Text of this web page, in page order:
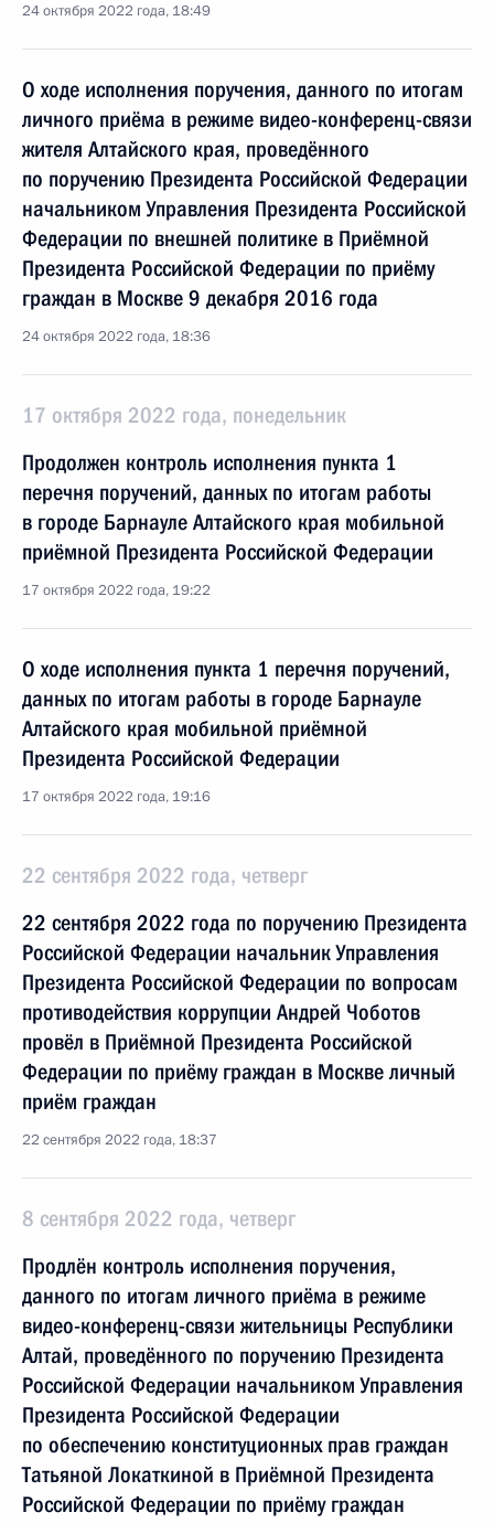
24 октября 2022 года, 18:49
О ходе исполнения поручения, данного по итогам
личного приёма в режиме видео-конференц-связи
жителя Алтайского края, проведённого
по поручению Президента Российской Федерации
начальником Управления Президента Российской
Федерации по внешней политике в Приёмной
Президента Российской Федерации по приёму
граждан в Москве 9 декабря 2016 года
24 октября 2022 года, 18:36
17 октября 2022 года, понедельник
Продолжен контроль исполнения пункта 1
перечня поручений, данных по итогам работы
в городе Барнауле Алтайского края мобильной
приёмной Президента Российской Федерации
17 октября 2022 года, 19:22
О ходе исполнения пункта 1 перечня поручений,
данных по итогам работы в городе Барнауле
Алтайского края мобильной приёмной
Президента Российской Федерации
17 октября 2022 года, 19:16
22 сентября 2022 года, четверг
22 сентября 2022 года по поручению Президента
Российской Федерации начальник Управления
Президента Российской Федерации по вопросам
противодействия коррупции Андрей Чоботов
провёл в Приёмной Президента Российской
Федерации по приёму граждан в Москве личный
приём граждан
22 сентября 2022 года, 18:37
8 сентября 2022 года, четверг
Продлён контроль исполнения поручения,
данного по итогам личного приёма в режиме
видео-конференц-связи жительницы Республики
Алтай, проведённого по поручению Президента
Российской Федерации начальником Управления
Президента Российской Федерации
по обеспечению конституционных прав граждан
Татьяной Локаткиной в Приёмной Президента
Российской Федерации по приёму граждан